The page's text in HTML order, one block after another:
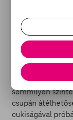
esik
„minden pasi
meg egyre
végül újra
izgalommentes
előnye is
semmilyen
csupán
cukiságával